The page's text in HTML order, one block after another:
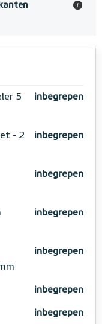
i
5
inbegrepen
- 2
inbegrepen
inbegrepen
inbegrepen
inbegrepen
inbegrepen
inbegrepen